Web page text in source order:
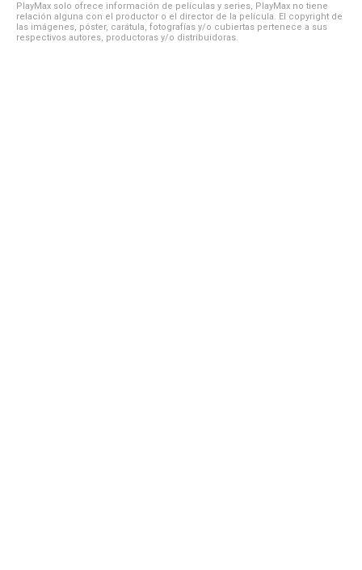
PlayMax solo ofrece información de películas y series, PlayMax no tiene
relación alguna con el productor o el director de la película. El copyright de
las imágenes, póster, carátula, fotografías y/o cubiertas pertenece a sus
respectivos autores, productoras y/o distribuidoras.